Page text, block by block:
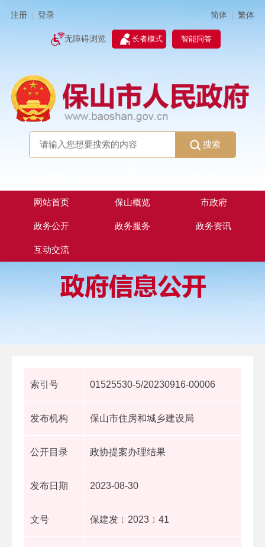
注册 登录 简体 | 繁体
无障碍浏览 长者模式 智能问答
搜索
网站首页 保山概览 市政府
政务公开 政务服务 政务资讯
互动交流
索引号 01525530-5/20230916-00006
发布机构 保山市住房和城乡建设局
公开目录 政协提案办理结果
发布日期 2023-08-30
文号 保建发﹝2023﹞41